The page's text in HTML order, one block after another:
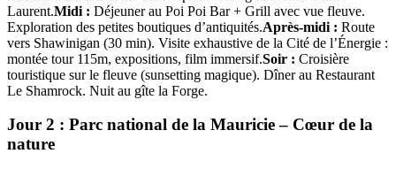
Laurent.Midi : Déjeuner au Poi Poi Bar + Grill avec vue fleuve.
Exploration des petites boutiques d’antiquités.Après-midi : Route
vers Shawinigan (30 min). Visite exhaustive de la Cité de l’Énergie :
montée tour 115m, expositions, film immersif.Soir : Croisière
touristique sur le fleuve (sunsetting magique). Dîner au Restaurant
Le Shamrock. Nuit au gîte la Forge.
Jour 2 : Parc national de la Mauricie – Cœur de la
nature